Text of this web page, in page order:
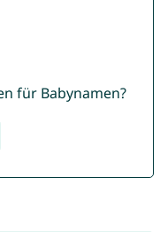
für Babynamen?